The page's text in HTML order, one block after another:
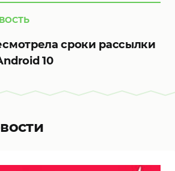
сроки рассылки
10